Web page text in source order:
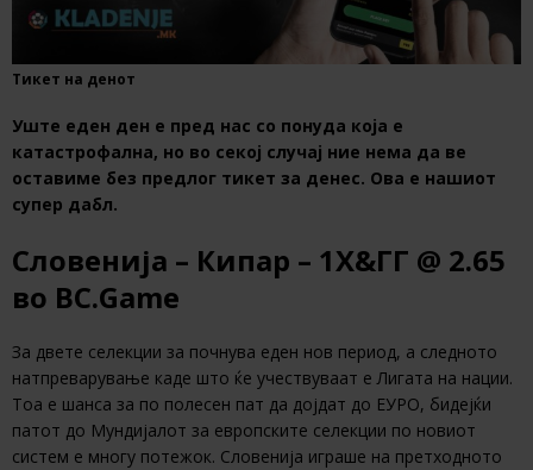
Тикет на денот
Уште еден ден е пред нас со понуда која е
катастрофална, но во секој случај ние нема да ве
оставиме без предлог тикет за денес. Ова е нашиот
супер дабл.
Словенија – Кипар – 1Х&ГГ @ 2.65
во BC.Game
За двете селекции за почнува еден нов период, а следното
натпреварување каде што ќе учествуваат е Лигата на нации.
Тоа е шанса за по полесен пат да дојдат до ЕУРО, бидејќи
патот до Мундијалот за европските селекции по новиот
систем е многу потежок. Словенија играше на претходното